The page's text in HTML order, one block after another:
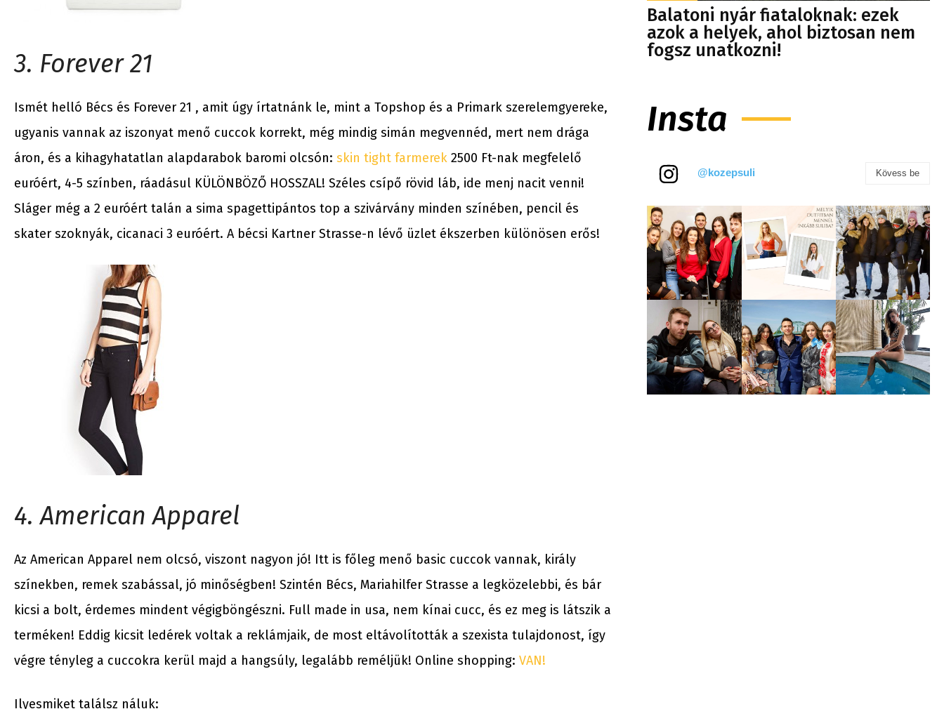
3. Forever 21
Ismét helló Bécs és Forever 21 , amit úgy írtatnánk le, mint a Topshop és a Primark szerelemgyereke,
ugyanis vannak az iszonyat menő cuccok korrekt, még mindig simán megvennéd, mert nem drága
áron, és a kihagyhatatlan alapdarabok baromi olcsón: skin tight farmerek 2500 Ft-nak megfelelő
euróért, 4-5 színben, ráadásul KÜLÖNBÖZŐ HOSSZAL! Széles csípő rövid láb, ide menj nacit venni!
Sláger még a 2 euróért talán a sima spagettipántos top a szivárvány minden színében, pencil és
skater szoknyák, cicanaci 3 euróért. A bécsi Kartner Strasse-n lévő üzlet ékszerben különösen erős!
4. American Apparel
Az American Apparel nem olcsó, viszont nagyon jó! Itt is főleg menő basic cuccok vannak, király
színekben, remek szabással, jó minőségben! Szintén Bécs, Mariahilfer Strasse a legközelebbi, és bár
kicsi a bolt, érdemes mindent végigböngészni. Full made in usa, nem kínai cucc, és ez meg is látszik a
terméken! Eddig kicsit ledérek voltak a reklámjaik, de most eltávolították a szexista tulajdonost, így
végre tényleg a cuccokra kerül majd a hangsúly, legalább reméljük! Online shopping: VAN!
Ilyesmiket találsz náluk:
Balatoni nyár fiataloknak: ezek
azok a helyek, ahol biztosan nem
fogsz unatkozni!
Insta
@kozepsuli Kövess be